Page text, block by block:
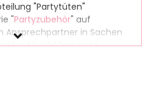
"Partytüten"
"Partyzubehör" auf
Ansprechpartner in Sachen
leicht hunderte
(oder übernächstes)